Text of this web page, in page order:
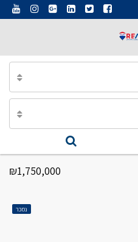
₪1,750,000
נמכר